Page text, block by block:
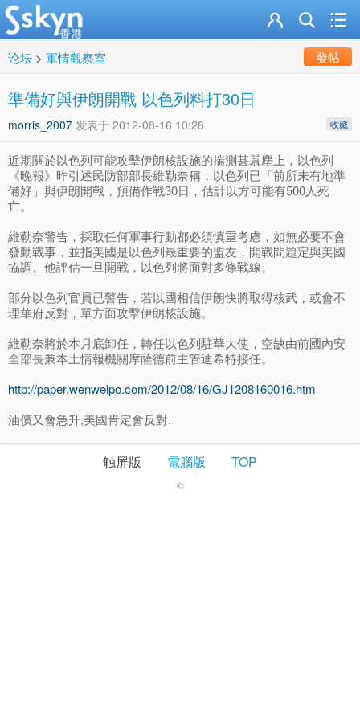
论坛 > 軍情觀察室 發帖
準備好與伊朗開戰 以色列料打30日
收藏
morris_2007 发表于 2012-08-16 10:28
近期關於以色列可能攻擊伊朗核設施的揣測甚囂塵上，以色列
《晚報》昨引述民防部部長維勒奈稱，以色列已「前所未有地準
備好」與伊朗開戰，預備作戰30日，估計以方可能有500人死
亡。
維勒奈警告，採取任何軍事行動都必須慎重考慮，如無必要不會
發動戰事，並指美國是以色列最重要的盟友，開戰問題定與美國
協調。他評估一旦開戰，以色列將面對多條戰線。
部分以色列官員已警告，若以國相信伊朗快將取得核武，或會不
理華府反對，單方面攻擊伊朗核設施。
維勒奈將於本月底卸任，轉任以色列駐華大使，空缺由前國內安
全部長兼本土情報機關摩薩德前主管迪希特接任。
http://paper.wenweipo.com/2012/08/16/GJ1208160016.htm
油價又會急升,美國肯定會反對.
触屏版 電腦版 TOP
©